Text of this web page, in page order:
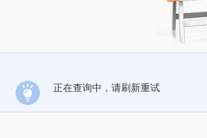
正在查询中，请刷新重试